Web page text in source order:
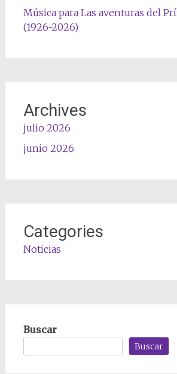
Música para Las aventuras del
(1926-2026)
Archives
julio 2026
junio 2026
Categories
Noticias
Buscar
Buscar